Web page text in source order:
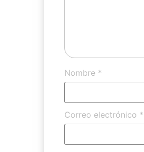
Nombre *
Correo electrónico *